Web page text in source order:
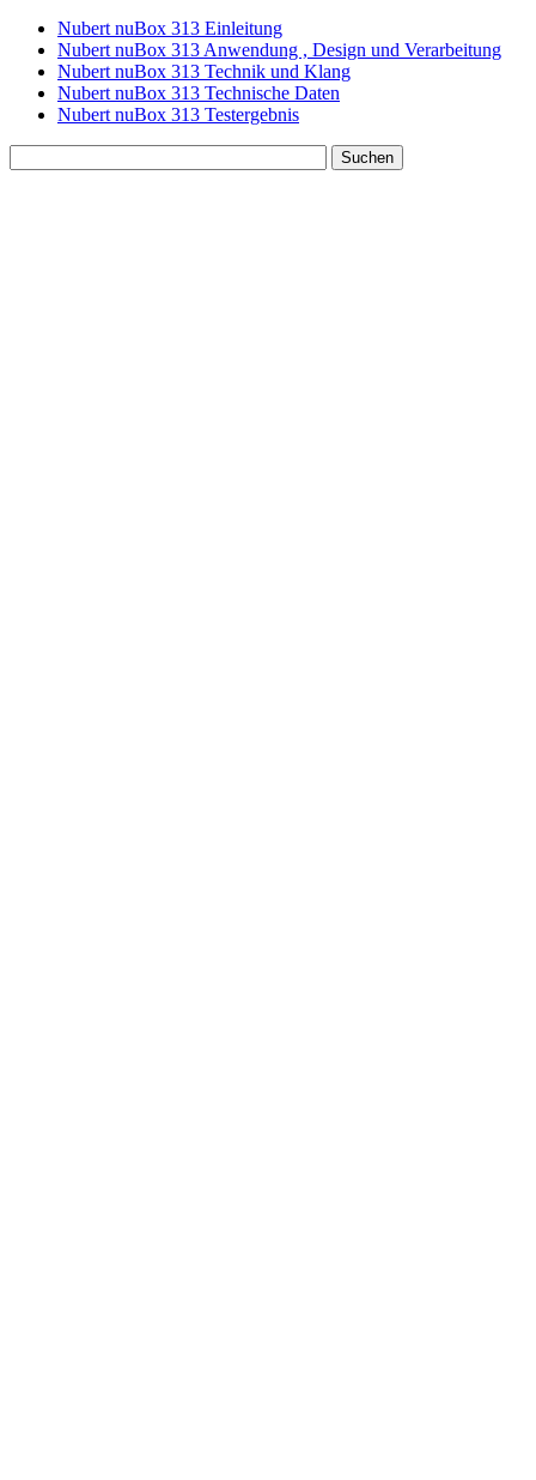
Nubert nuBox 313 Einleitung
Nubert nuBox 313 Anwendung , Design und Verarbeitung
Nubert nuBox 313 Technik und Klang
Nubert nuBox 313 Technische Daten
Nubert nuBox 313 Testergebnis